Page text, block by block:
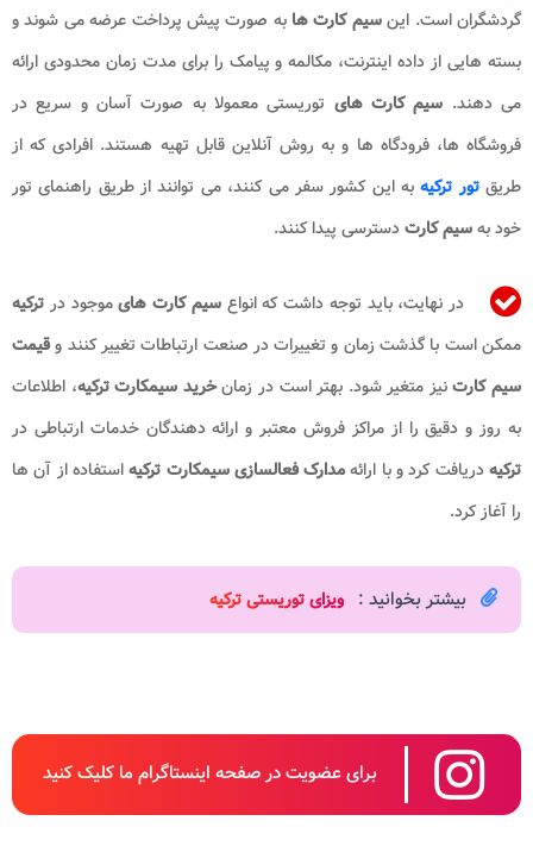
گردشگران است. اینسیم کارت هابه صورت پیش پرداخت عرضه می شوند و
بسته هایی از داده اینترنت، مکالمه و پیامک را برای مدت زمان محدودی ارائه
می دهند. سیم کارت های توریستی معمولا به صورت آسان و سریع در
فروشگاه ها، فرودگاه ها و به روش آنلاین قابل تهیه هستند. افرادی که از
طریقتور ترکیهبه این کشور سفر می کنند، می توانند از طریق راهنمای تور
خود بهسیم کارتدسترسی پیدا کنند.
در نهایت، باید توجه داشت که انواع سیم کارت هایموجود در ترکیه
ممکن است با گذشت زمان و تغییرات در صنعت ارتباطات تغییر کنند وقیمت
سیم کارتنیز متغیر شود. بهتر است در زمانخرید سیمکارت ترکیه، اطلاعات
به روز و دقیق را از مراکز فروش معتبر و ارائه دهندگان خدمات ارتباطی در
ترکیهدریافت کرد و با ارائهمدارک فعالسازی سیمکارت ترکیهاستفاده از آن ها
را آغاز کرد.
بیشتر بخوانید : ویزای توریستی ترکیه​
برای عضویت در صفحه اینستاگرام ما کلیک کنید